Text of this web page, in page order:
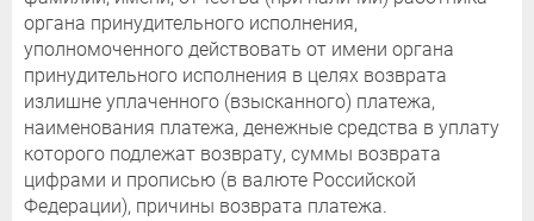
органа принудительного исполнения,
уполномоченного действовать от имени органа
принудительного исполнения в целях возврата
излишне уплаченного (взысканного) платежа,
наименования платежа, денежные средства в уплату
которого подлежат возврату, суммы возврата
цифрами и прописью (в валюте Российской
Федерации), причины возврата платежа.